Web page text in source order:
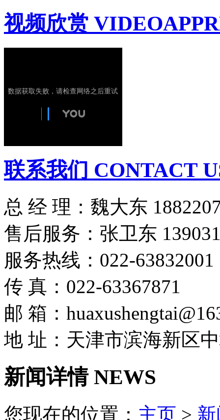
视频欣赏
联系我们 CONTACT
总 经 理：魏大东
售后服务：张卫东
服务热线：022-63832001
传 真：022-63367871
邮 箱：
地 址：天津市滨海新区
新闻详情 NEWS
您现在的位置： 主页 >